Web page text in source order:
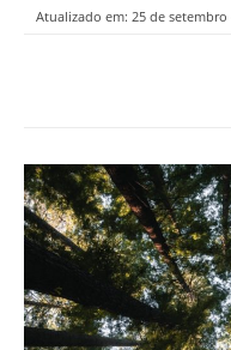
Atualizado em: 25 de setembro